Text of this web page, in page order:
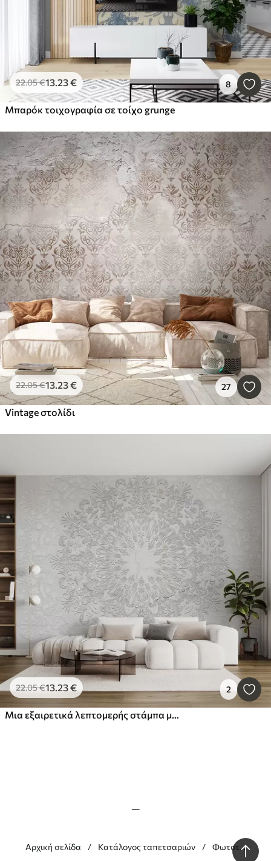
22.05€13.23€ 8
Μπαρόκ τοιχογραφία σε τοίχο grunge
22.05€13.23€ 27
Vintage στολίδι
22.05€13.23€ 2
Μια εξαιρετικά λεπτομερής στάμπα μάνταλα που δημιουργεί ένα όμορφο και λεπτό σχέδιο δαντέλας
Αρχική σελίδα Κατάλογος ταπετσαριών